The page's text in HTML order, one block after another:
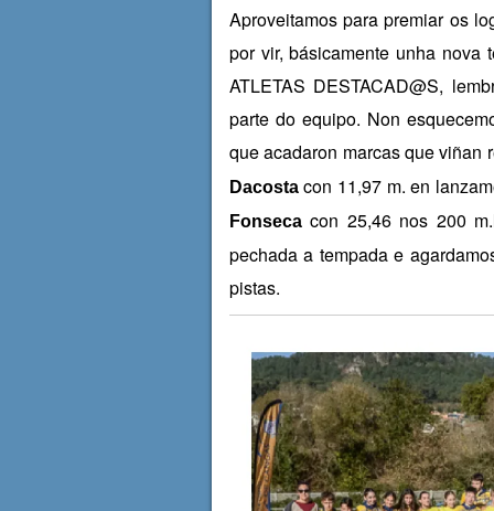
Aproveitamos para premiar os
por vir, básicamente unha nova
ATLETAS DESTACAD@S,
parte do equipo. Non
que acadaron marcas que viñan
Dacostacon 11,97 m. en
Fonsecacon 25,46 nos 200
pechada a tempada e
pistas.